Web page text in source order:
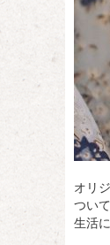
オリ
つい
生活